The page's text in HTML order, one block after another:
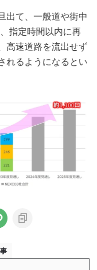
出て、一般道や街中
指定時間以内に再
高速道路を流出せず
れるようになるとい